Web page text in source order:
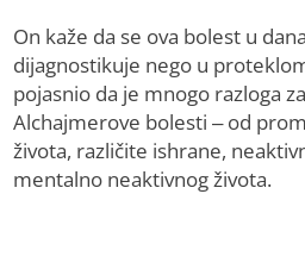
On kaže da se ova bolest u
dijagnostikuje nego u
pojasnio da je mnogo razloga
Alchajmerove bolesti – od
života, različite ishrane,
mentalno neaktivnog života.